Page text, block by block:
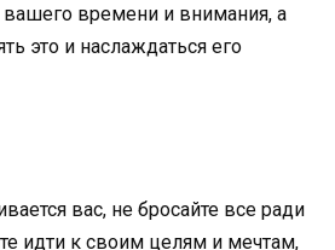
времени и внимания, а
это и наслаждаться его
вас, не бросайте все ради
идти к своим целям и мечтам,